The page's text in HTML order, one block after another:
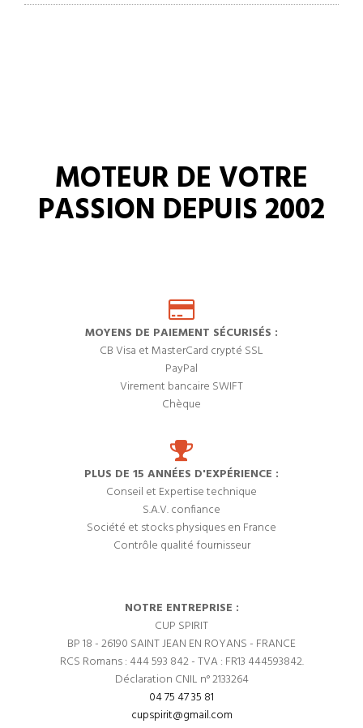
MOTEUR DE VOTRE
PASSION DEPUIS 2002
MOYENS DE PAIEMENT SÉCURISÉS :
CB Visa et MasterCard crypté SSL
PayPal
Virement bancaire SWIFT
Chèque
PLUS DE 15 ANNÉES D'EXPÉRIENCE :
Conseil et Expertise technique
S.A.V. confiance
Société et stocks physiques en France
Contrôle qualité fournisseur
NOTRE ENTREPRISE :
CUP SPIRIT
BP 18 - 26190 SAINT JEAN EN ROYANS - FRANCE
RCS Romans : 444 593 842 - TVA : FR13 444593842.
Déclaration CNIL n° 2133264
04 75 47 35 81
cupspirit@gmail.com